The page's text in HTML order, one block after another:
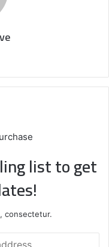
list to get
consectetur.